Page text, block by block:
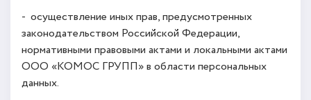
- осуществление иных прав, предусмотренных
законодательством Российской Федерации,
нормативными правовыми актами и локальными актами
ООО «КОМОС ГРУПП» в области персональных
данных.